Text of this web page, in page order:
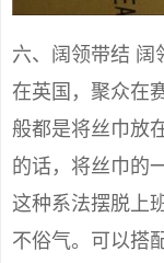
六、阔领带结 阔
在英国，聚众在
般都是将丝巾放
的话，将丝巾的
这种系法摆脱上
不俗气。可以搭